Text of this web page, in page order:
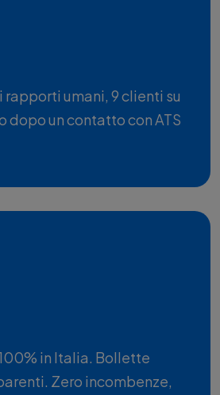
rapporti umani, 9 clienti su
dopo un contatto con ATS
in Italia. Bollette
Zero incombenze,